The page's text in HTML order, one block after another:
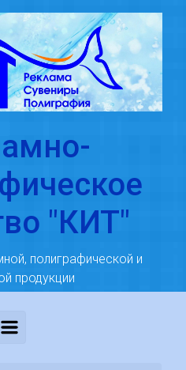
"КИТ"
полиграфической и
продукции